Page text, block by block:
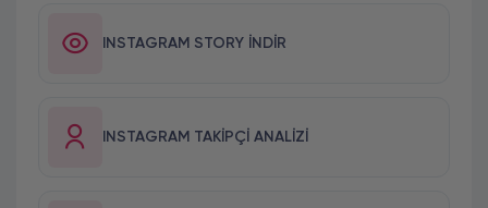
INSTAGRAM STORY İNDIR
INSTAGRAM TAKIPÇI ANALIZI